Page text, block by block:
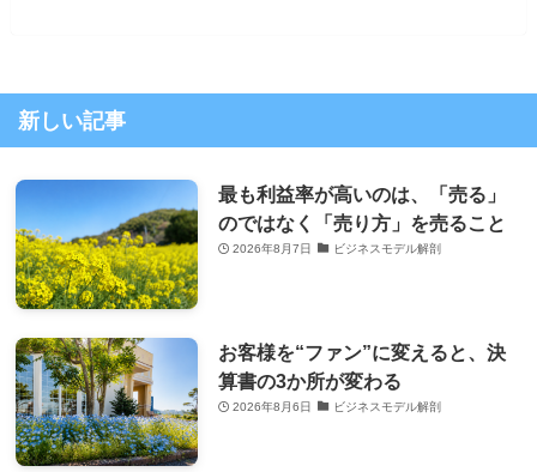
新しい記事
最も利益率が高いのは、「売る」
のではなく「売り方」を売ること
2026年8月7日 ビジネスモデル解剖
お客様を“ファン”に変えると、決
算書の3か所が変わる
2026年8月6日 ビジネスモデル解剖